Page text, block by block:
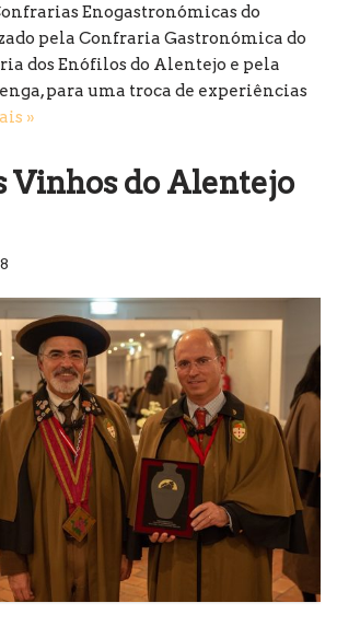
Enogastronómicas do
pela Confraria Gastronómica do
dos Enófilos do Alentejo e pela
para uma troca de experiências
»
Vinhos do Alentejo